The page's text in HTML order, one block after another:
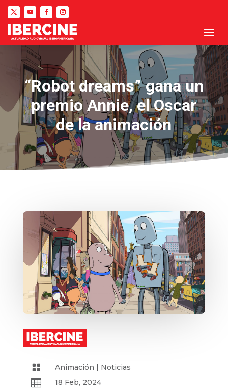
“Robot dreams” gana un
premio Annie, el Oscar
de la animación
 Animación | Noticias
 18 Feb, 2024